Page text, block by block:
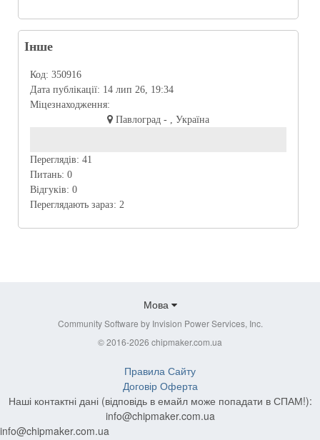
Інше
Код: 350916
Дата публікації: 14 лип 26, 19:34
Міцезнаходження:
Павлоград - , Україна
Переглядів: 41
Питань: 0
Відгуків: 0
Переглядають зараз: 2
Мова
Community Software by Invision Power Services, Inc.
© 2016-2026 chipmaker.com.ua
Правила Сайту
Договір Оферта
Наші контактні дані (відповідь в емайл може попадати в СПАМ!):
info@chipmaker.com.ua
info@chipmaker.com.ua